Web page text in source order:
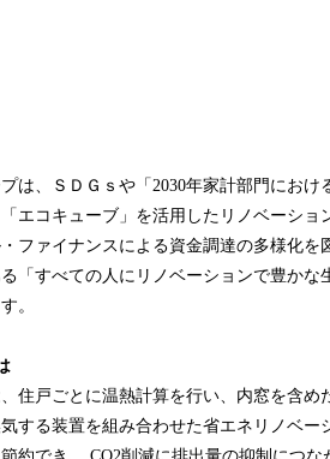
は、ＳＤＧｓや「2030年家計部門にお
エコキューブ」を活用したリノベーシ
ファイナンスによる資金調達の多様化を
「すべての人にリノベーションで豊か
。
、住戸ごとに温熱計算を行い、内窓を含
する装置を組み合わせた省エネリノベー